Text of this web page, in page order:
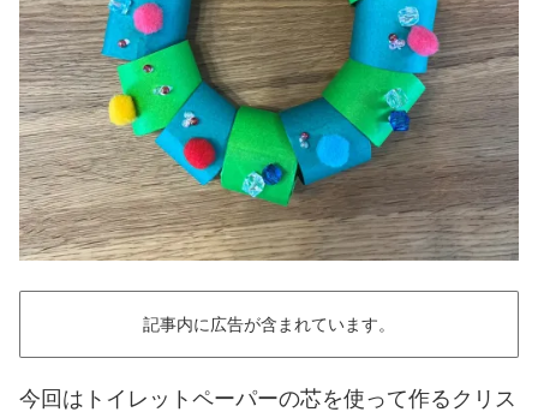
記事内に広告が含まれています。
今回はトイレットペーパーの芯を使って作るクリス